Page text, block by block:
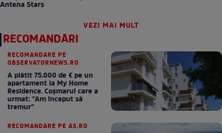
Antena Stars
VEZI MAI MULT
RECOMANDĂRI
RECOMANDARE PE
OBSERVATORNEWS.RO
A plătit 75.000 de € pe un
apartament la My Home
Residence. Coşmarul care a
urmat: "Am început să
tremur"
RECOMANDARE PE AS.RO